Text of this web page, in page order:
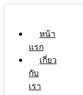
content
หน้า
แรก
เกี่ยว
กับ
เรา